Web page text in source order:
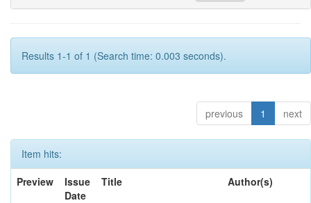
Results 1-1 of 1 (Search time: 0.003 seconds).
previous 1 next
Item hits:
Preview
Issue
Date
Title Author(s)